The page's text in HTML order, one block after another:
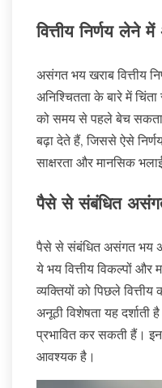
वित्तीय निर्णय
असंगत भय खराब वित्तीय
अनिश्चितता के बारे में
को समय से पहले बेच सकता
बढ़ा देते हैं, जिससे ऐसे
साक्षरता और मानसिक
पैसे से संबंधित
पैसे से संबंधित असंगत भय
ये भय वित्तीय विकल्पों और
व्यक्तियों को पिछले
अनूठी विशेषता यह
प्रभावित कर सकती हैं।
आवश्यक है।